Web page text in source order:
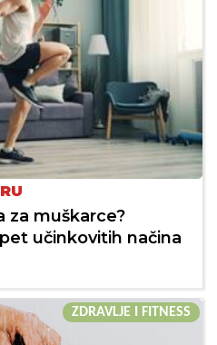
za muškarce?
učinkovitih načina
ZDRAVLJE I FITNESS